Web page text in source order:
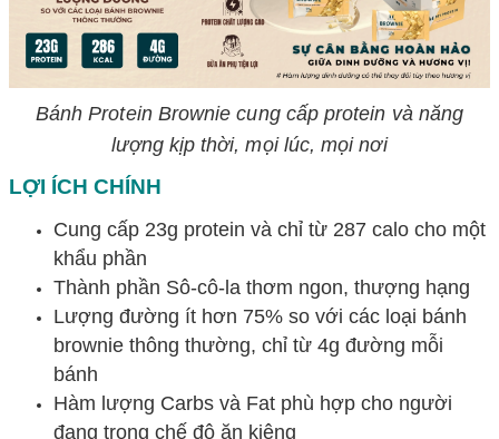
Bánh Protein Brownie cung cấp protein và năng
lượng kịp thời, mọi lúc, mọi nơi
LỢI ÍCH CHÍNH
Cung cấp 23g protein và chỉ từ 287 calo cho một
khẩu phần
Thành phần Sô-cô-la thơm ngon, thượng hạng
Lượng đường ít hơn 75% so với các loại bánh
brownie thông thường, chỉ từ 4g đường mỗi
bánh
Hàm lượng Carbs và Fat phù hợp cho người
đang trong chế độ ăn kiêng